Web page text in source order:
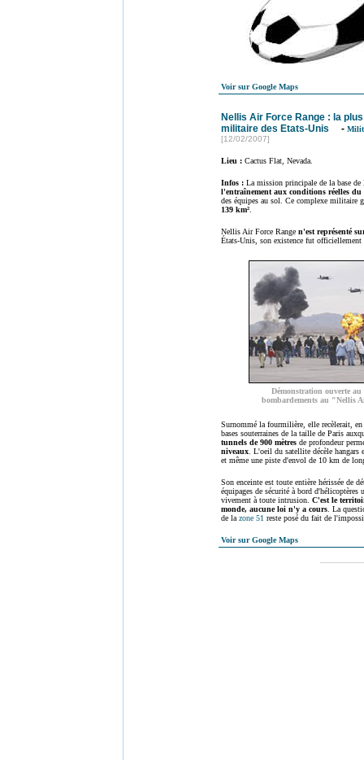
Voir sur Google Maps
Nellis Air Force Range : la
militaire des Etats-Unis
-
[12/02/2007]
Lieu : Cactus Flat, Nevada.
Infos : La mission principale de la base
l'entraînement aux conditions réelles du
des équipes au sol. Ce complexe militaire
139 km²
Nellis Air Force Range n'est représenté
États-Unis, son existence fut officiellement
Démonstration ouverte
bombardements au "Nellis
Surnommé la fourmilière, elle recèlerait,
bases souterraines de la taille de Paris
tunnels de 900 mètres de profondeur
niveaux . L'oeil du satellite décèle
et même une piste d'envol de 10 km de
Son enceinte est toute entière hérissée de
équipages de sécurité à bord d'hélicoptères
vivement à toute intrusion. C'est le
monde, aucune loi n'y a cours . La
de la zone 51 reste posé du fait de
Voir sur Google Maps